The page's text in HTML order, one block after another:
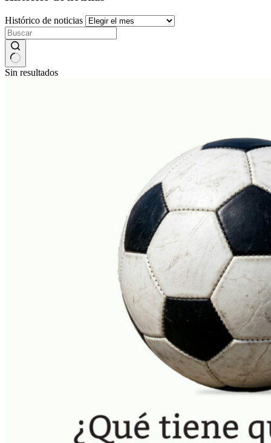
Histórico de noticias
Sin resultados